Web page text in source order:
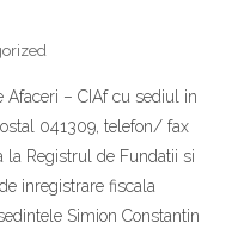
Afaceri – CIAf cu sediul in
041309, telefon/ fax
la Registrul de Fundatii si
inregistrare fiscala
Simion Constantin